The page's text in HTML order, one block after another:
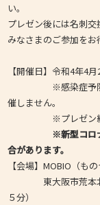
い。
プレゼン後には名刺交
みなさまのご参加をお
【開催日】令和4年4
※感染症予防と拡
催しません。
※プレゼン終了後
※新型コロ
合があります。
【会場】MOBIO（も
東大阪市荒本北1-
５分）